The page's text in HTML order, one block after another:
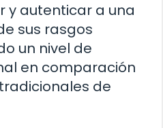
y autenticar a una
sus rasgos
un nivel de
en comparación
de